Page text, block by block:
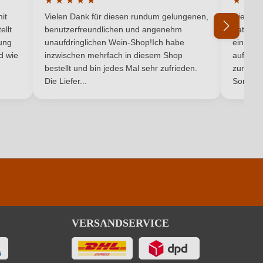
35,7 g/L
Weiß
Ich habe mein Passwort vergessen
von 5 Sternen
wie
Durchschnittliche Bewertung von 5 von 5 Sternen
Vielen Dank für diesen rundum gelungenen,
benutzerfreundlichen und angenehm
unaufdringlichen Wein-Shop!Ich habe
inzwischen mehrfach in diesem Shop
bestellt und bin jedes Mal sehr zufrieden.
Die Liefer...
Die
hat
einmal
auf
zurück
Son...
VERSANDSERVICE